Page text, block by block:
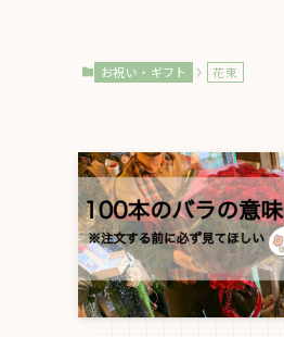
お祝い・ギフト 花束